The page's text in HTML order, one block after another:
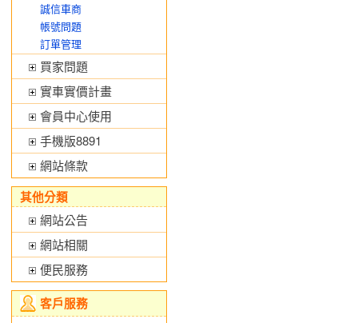
誠信車商
帳號問題
訂單管理
買家問題
實車實價計畫
會員中心使用
手機版8891
網站條款
其他分類
網站公告
網站相關
便民服務
客戶服務